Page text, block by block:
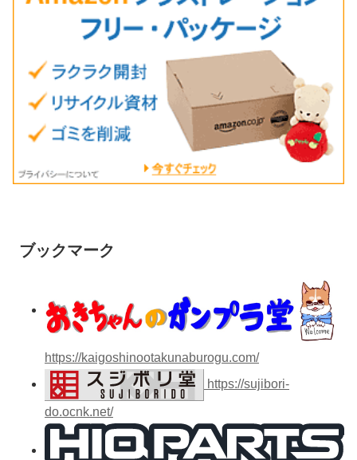
ブックマーク
https://kaigoshinootakunaburogu.com/
https://sujibori-
do.ocnk.net/